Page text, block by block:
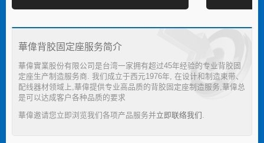
華偉背胶固定座服务简介
華偉實業股份有限公司是台湾一家拥有超过45年经验的专业背胶固
定座生产制造服务商. 我们成立于西元1976年, 在设计和制造束带、
配线器材领域上,華偉提供专业高品质的背胶固定座制造服务,華偉总
是可以达成客户各种品质的要求
華偉邀请您立即浏览我们各项产品服务并立即联络我们